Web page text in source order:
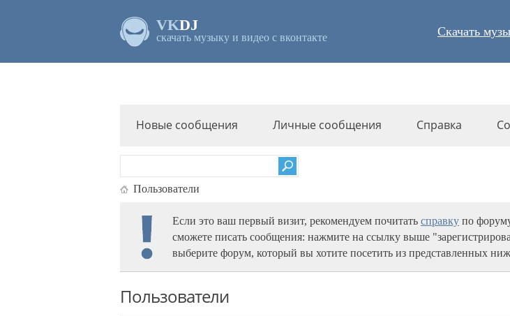
VKDJ
скачать музыку и видео с вконтакте Скачать
Новые сообщения Личные сообщения Справка
Пользователи
Если это ваш первый визит, рекомендуем почитать справку по
сможете писать сообщения: нажмите на ссылку выше
выберите форум, который вы хотите посетить из представленных
Пользователи